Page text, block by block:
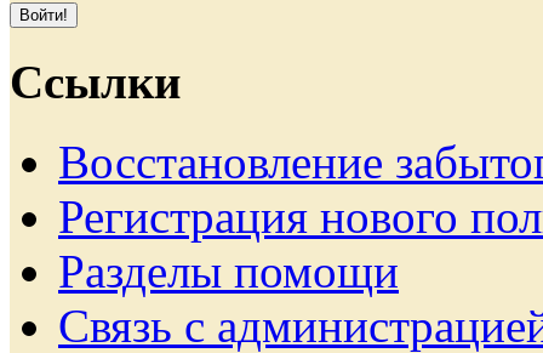
Ссылки
Восстановление
Регистрация нового
Разделы помощи
Связь с